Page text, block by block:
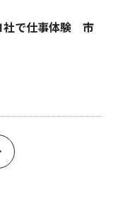
社で仕事体験 市